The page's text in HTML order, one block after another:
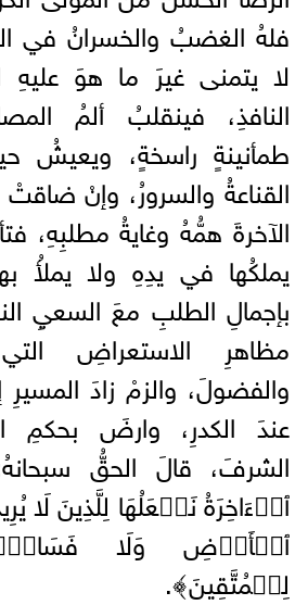
فلهُ الغضبُ والخسرانُ في
لا يتمنى غيرَ ما هوَ عليهِ
النافذِ، فينقلبُ ألمُ
طمأنينةٍ راسخةٍ، ويعيشُ
القناعةُ والسرورُ، وإنْ ضاقتْ
الآخرةَ همُّهُ وغايةُ مطلبِهِ،
يملكُها في يدِهِ ولا يملأُ
بإجمالِ الطلبِ معَ السعيِ
مظاهرِ الاستعراضِ
والفضولَ، والزمْ زادَ
عندَ الكدرِ، وارضَ بحكمِ
الشرفَ، قالَ الحقُّ
ٱلۡءَاخِرَةُ نَجۡعَلُهَا لِلَّذِینَ لَا
ٱلۡأَرۡضِ وَلَا
لِلۡمُتَّقِینَ﴾.